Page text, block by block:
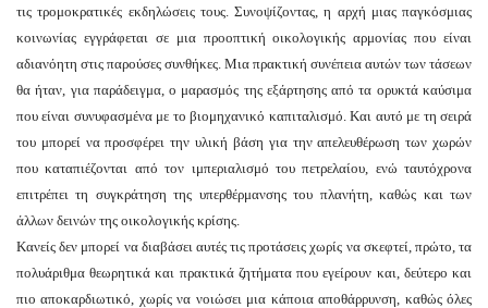
τις τρομοκρατικές εκδηλώσεις τους. Συνοψίζοντας, η αρχή μιας παγκόσμιας
κοινωνίας εγγράφεται σε μια προοπτική οικολογικής αρμονίας που είναι
αδιανόητη στις παρούσες συνθήκες. Μια πρακτική συνέπεια αυτών των τάσεων
θα ήταν, για παράδειγμα, ο μαρασμός της εξάρτησης από τα ορυκτά καύσιμα
που είναι συνυφασμένα με το βιομηχανικό καπιταλισμό. Και αυτό με τη σειρά
του μπορεί να προσφέρει την υλική βάση για την απελευθέρωση των χωρών
που καταπιέζονται από τον ιμπεριαλισμό του πετρελαίου, ενώ ταυτόχρονα
επιτρέπει τη συγκράτηση της υπερθέρμανσης του πλανήτη, καθώς και των
άλλων δεινών της οικολογικής κρίσης.
Κανείς δεν μπορεί να διαβάσει αυτές τις προτάσεις χωρίς να σκεφτεί, πρώτο, τα
πολυάριθμα θεωρητικά και πρακτικά ζητήματα που εγείρουν και, δεύτερο και
πιο αποκαρδιωτικό, χωρίς να νοιώσει μια κάποια αποθάρρυνση, καθώς όλες